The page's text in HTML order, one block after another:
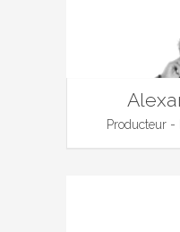
Producteur -